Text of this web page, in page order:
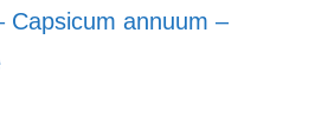
Capsicum annuum –